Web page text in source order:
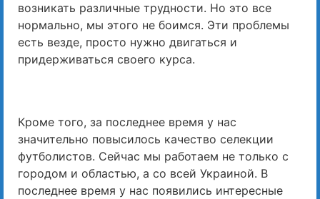
возникать различные трудности. Но это все
нормально, мы этого не боимся. Эти проблемы
есть везде, просто нужно двигаться и
придерживаться своего курса.
Кроме того, за последнее время у нас
значительно повысилось качество селекции
футболистов. Сейчас мы работаем не только с
городом и областью, а со всей Украиной. В
последнее время у нас появились интересные